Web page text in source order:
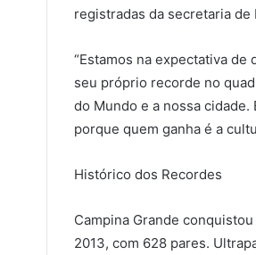
registradas da secretaria de
“Estamos na expectativa
seu próprio recorde no
do Mundo e a nossa
porque quem ganha é a
Histórico dos Recordes
Campina Grande
2013, com 628 pares.